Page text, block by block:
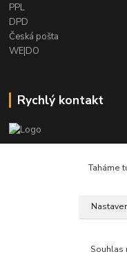
PPL
DPD
Česká pošta
WE|DO
Rychlý kontakt
info@armygalanterie.cz
Všechny obrázky,
Taháme
Souhlas